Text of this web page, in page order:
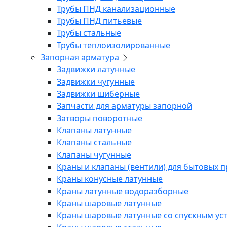
Трубы ПНД канализационные
Трубы ПНД питьевые
Трубы стальные
Трубы теплоизолированные
Запорная арматура
Задвижки латунные
Задвижки чугунные
Задвижки шиберные
Запчасти для арматуры запорной
Затворы поворотные
Клапаны латунные
Клапаны стальные
Клапаны чугунные
Краны и клапаны (вентили) для бытовых
Краны конусные латунные
Краны латунные водоразборные
Краны шаровые латунные
Краны шаровые латунные со спускным